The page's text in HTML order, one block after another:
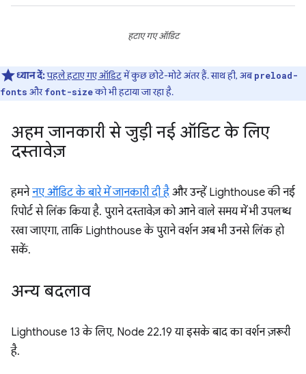
हटाए गए ऑडिट
ध्यान दें:पहले हटाए गए ऑडिटमें कुछ छोटे-मोटे अंतर हैं. साथ ही, अबpreload-
fonts औरfont-sizeको भी हटाया जा रहा है.
अहम जानकारी से जुड़ी नई ऑडिट के लिए
दस्तावेज़
हमनेनए ऑडिट के बारे में जानकारी दी है और उन्हें Lighthouse की नई
रिपोर्ट से लिंक किया है. पुराने दस्तावेज़ को आने वाले समय में भी उपलब्ध
रखा जाएगा, ताकि Lighthouse के पुराने वर्शन अब भी उनसे लिंक हो
सकें.
अन्य बदलाव
Lighthouse 13 के लिए, Node 22.19 या इसके बाद का वर्शन ज़रूरी
है.